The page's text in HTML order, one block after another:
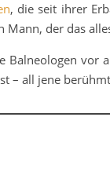
, die seit ihrer
der das
vor
– all jene